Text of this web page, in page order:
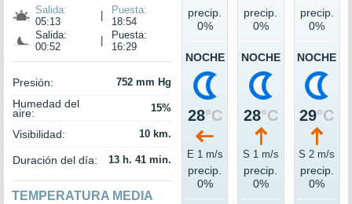
Salida:
05:13
Puesta:
18:54
Salida:
00:52
Puesta:
16:29
Presión: 752 mm Hg
Humedad del
aire: 15%
Visibilidad: 10 km.
Duración del día: 13 h. 41 min.
TEMPERATURA MEDIA
precip.
0%
NOCHE
28°C
E 1 m/s
precip.
0%
precip.
0%
NOCHE
28°C
S 1 m/s
precip.
0%
precip.
0%
NOCHE
29°C
S 2 m/s
precip.
0%